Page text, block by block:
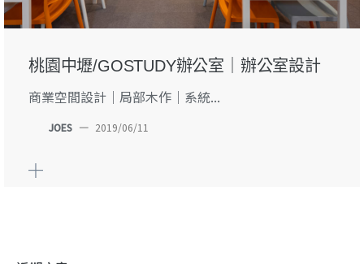
桃園中壢/GOSTUDY辦公室｜辦公室設計
商業空間設計｜局部木作｜系統...
JOES — 2019/06/11